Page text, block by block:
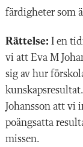
färdigheter som
Rättelse: I en
vi att Eva M
sig av hur
Johansson att vi
poängsatta
missen.